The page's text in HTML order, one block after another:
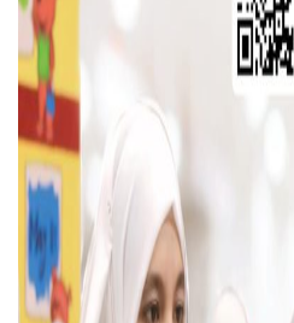
আ.লীগ ও জাপার ৯ নেতা কারাগারে